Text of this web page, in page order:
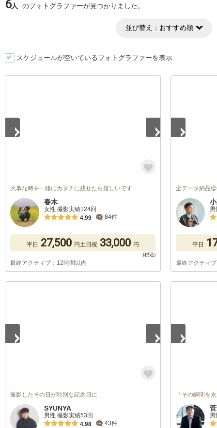
6人 のフォトグラファーが見つかりました。
並び替え： おすすめ順
スケジュールが空いているフォトグラファーを表示
大事な時を一緒にカタチに残せたら嬉しいです
春木
女性 撮影実績124回
4.99
84件
平日 27,500 円土日祝 33,000 円
最終アクティブ：12時間以内
全データ納品
平日
最終アクティ
撮影したその日が特別な記念日に
SYUNYA
男性 撮影実績53回
4.98
43件
「その瞬間を